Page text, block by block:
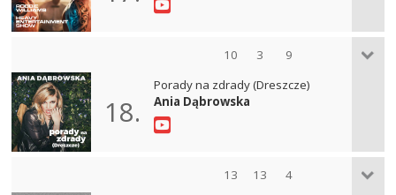
10 3 9
18.
Porady na zdrady (Dreszcze)
Ania Dąbrowska
13 13 4